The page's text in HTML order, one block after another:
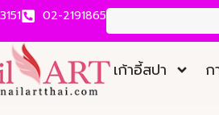
02-2191865
เก้าอี้สปา ก